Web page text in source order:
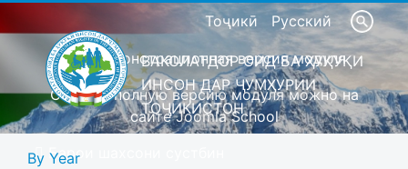
Тоҷикӣ Русский
Это демонстрационная версия модуля
Скачать полную версию модуля можно на
сайте Joomla School
Барои шахсони сустбин
ВАКОЛАТДОР ОИД БА ҲУҚУҚИ
ИНСОН ДАР ҶУМҲУРИИ
ТОҶИКИСТОН
By Year